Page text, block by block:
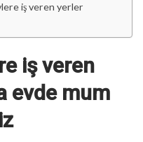
iş veren yerler
iş veren
evde mum